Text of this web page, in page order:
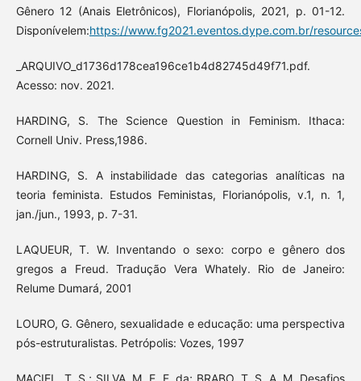
Gênero 12 (Anais Eletrônicos), Florianópolis, 2021, p. 01-12.
Disponívelem:https://www.fg2021.eventos.dype.com.br/
_ARQUIVO_d1736d178cea196ce1b4d82745d49f71.pdf.
Acesso: nov. 2021.
HARDING, S. The Science Question in Feminism. Ithaca:
Cornell Univ. Press,1986.
HARDING, S. A instabilidade das categorias analíticas na
teoria feminista. Estudos Feministas, Florianópolis, v.1, n. 1,
jan./jun., 1993, p. 7-31.
LAQUEUR, T. W. Inventando o sexo: corpo e gênero dos
gregos a Freud. Tradução Vera Whately. Rio de Janeiro:
Relume Dumará, 2001
LOURO, G. Gênero, sexualidade e educação: uma perspectiva
pós-estruturalistas. Petrópolis: Vozes, 1997